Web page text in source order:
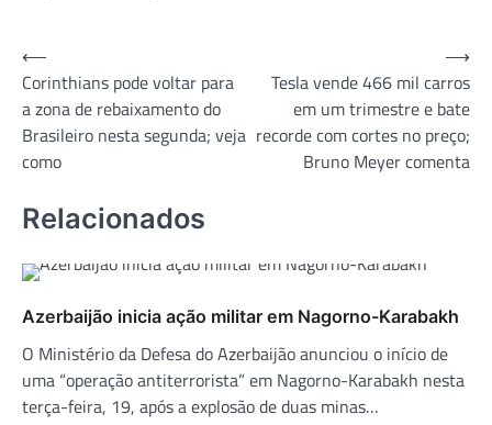
Navegação
de
Post
⟵
Corinthians pode voltar para
a zona de rebaixamento do
Brasileiro nesta segunda; veja
como
Tesla vende 466 mil carros
em um trimestre e bate
recorde com cortes no preço;
Bruno Meyer comenta
⟶
Relacionados
Azerbaijão inicia ação militar em Nagorno-Karabakh
O Ministério da Defesa do Azerbaijão anunciou o início de
uma “operação antiterrorista” em Nagorno-Karabakh nesta
terça-feira, 19, após a explosão de duas minas…